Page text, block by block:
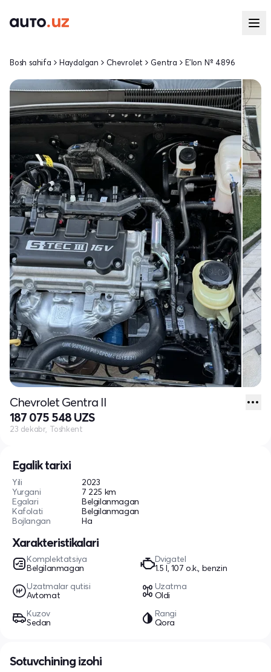
Egalik tarixi
Yili
2023
Yurgani
7 225 km
Egalari
Belgilanmagan
Kafolati
Belgilanmagan
Bojlangan
Ha
Xarakteristikalari
Komplektatsiya
Belgilanmagan
Dvigatel
1.5 l, 107 o.k., benzin
Uzatmalar qutisi
Avtomat
Uzatma
Oldi
Kuzov
Sedan
Rangi
Qora
Bosh sahifa Haydalgan Chevrolet Gentra E'lon № 4896
Chevrolet Gentra II
187 075 548 UZS
23 dekabr, Toshkent
Sotuvchining izohi